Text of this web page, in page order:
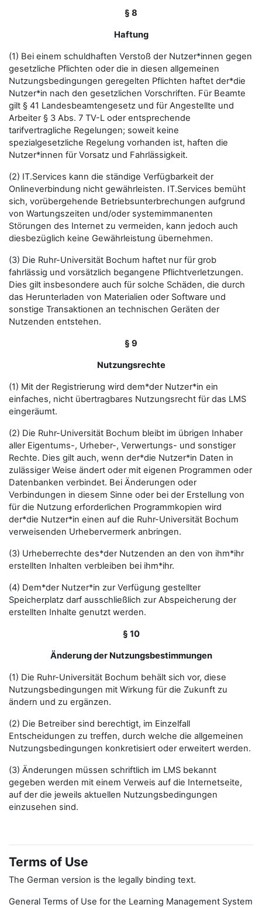
§ 8
Haftung
(1) Bei einem schuldhaften Verstoß der Nutzer*innen gegen
gesetzliche Pflichten oder die in diesen allgemeinen
Nutzungsbedingungen geregelten Pflichten haftet der*die
Nutzer*in nach den gesetzlichen Vorschriften. Für Beamte
gilt § 41 Landesbeamtengesetz und für Angestellte und
Arbeiter § 3 Abs. 7 TV-L oder entsprechende
tarifvertragliche Regelungen; soweit keine
spezialgesetzliche Regelung vorhanden ist, haften die
Nutzer*innen für Vorsatz und Fahrlässigkeit.
(2) IT.Services kann die ständige Verfügbarkeit der
Onlineverbindung nicht gewährleisten. IT.Services bemüht
sich, vorübergehende Betriebsunterbrechungen aufgrund
von Wartungszeiten und/oder systemimmanenten
Störungen des Internet zu vermeiden, kann jedoch auch
diesbezüglich keine Gewährleistung übernehmen.
(3) Die Ruhr-Universität Bochum haftet nur für grob
fahrlässig und vorsätzlich begangene Pflichtverletzungen.
Dies gilt insbesondere auch für solche Schäden, die durch
das Herunterladen von Materialien oder Software und
sonstige Transaktionen an technischen Geräten der
Nutzenden entstehen.
§ 9
Nutzungsrechte
(1) Mit der Registrierung wird dem*der Nutzer*in ein
einfaches, nicht übertragbares Nutzungsrecht für das LMS
eingeräumt.
(2) Die Ruhr-Universität Bochum bleibt im übrigen Inhaber
aller Eigentums-, Urheber-, Verwertungs- und sonstiger
Rechte. Dies gilt auch, wenn der*die Nutzer*in Daten in
zulässiger Weise ändert oder mit eigenen Programmen oder
Datenbanken verbindet. Bei Änderungen oder
Verbindungen in diesem Sinne oder bei der Erstellung von
für die Nutzung erforderlichen Programmkopien wird
der*die Nutzer*in einen auf die Ruhr-Universität Bochum
verweisenden Urhebervermerk anbringen.
(3) Urheberrechte des*der Nutzenden an den von ihm*ihr
erstellten Inhalten verbleiben bei ihm*ihr.
(4) Dem*der Nutzer*in zur Verfügung gestellter
Speicherplatz darf ausschließlich zur Abspeicherung der
erstellten Inhalte genutzt werden.
§ 10
Änderung der Nutzungsbestimmungen
(1) Die Ruhr-Universität Bochum behält sich vor, diese
Nutzungsbedingungen mit Wirkung für die Zukunft zu
ändern und zu ergänzen.
(2) Die Betreiber sind berechtigt, im Einzelfall
Entscheidungen zu treffen, durch welche die allgemeinen
Nutzungsbedingungen konkretisiert oder erweitert werden.
(3) Änderungen müssen schriftlich im LMS bekannt
gegeben werden mit einem Verweis auf die Internetseite,
auf der die jeweils aktuellen Nutzungsbedingungen
einzusehen sind.
Terms of Use
The German version is the legally binding text.
General Terms of Use for the Learning Management System